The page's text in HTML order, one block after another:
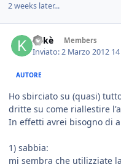
2 weeks later...
Kekè Members
Inviato:2 Marzo 2012
AUTORE
Ho sbirciato su (quasi)
dritte su come riallestire
In effetti avrei bisogno di
1) sabbia:
mi sembra che utilizziate